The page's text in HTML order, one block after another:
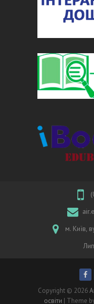
м. Київ,
Copyright © 2026
освіти | Theme